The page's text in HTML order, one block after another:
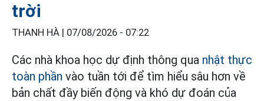
trời
THANH HÀ | 07/08/2026 - 07:22
Các nhà khoa học dự định thông qua nhật thực
toàn phần vào tuần tới để tìm hiểu sâu hơn về
bản chất đầy biến động và khó dự đoán của